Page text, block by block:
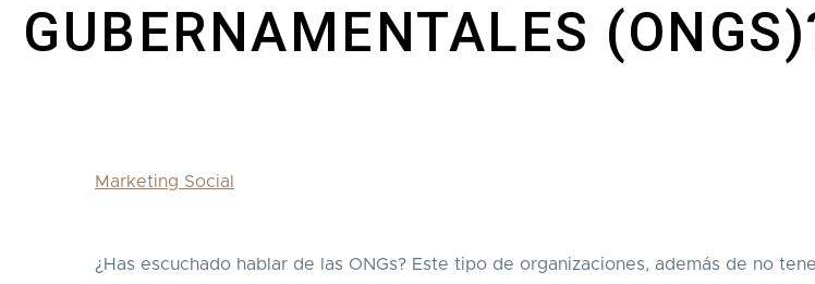
GUBERNAMENTALES
Marketing Social
¿Has escuchado hablar de las ONGs? Este tipo de organizaciones, además de no